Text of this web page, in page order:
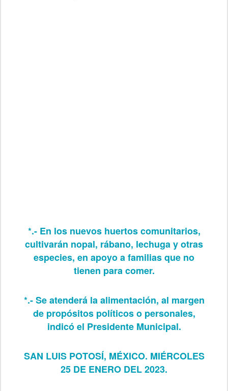
*.- En los nuevos huertos comunitarios,
cultivarán nopal, rábano, lechuga y otras
especies, en apoyo a familias que no
tienen para comer.
*.- Se atenderá la alimentación, al margen
de propósitos políticos o personales,
indicó el Presidente Municipal.
SAN LUIS POTOSÍ, MÉXICO. MIÉRCOLES
25 DE ENERO DEL 2023.